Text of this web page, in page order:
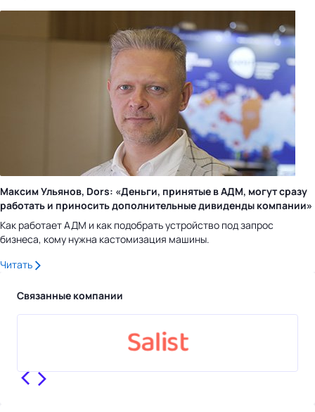
Максим Ульянов, Dors: «Деньги, принятые в АДМ, могут сразу
работать и приносить дополнительные дивиденды компании»
Как работает АДМ и как подобрать устройство под запрос
бизнеса, кому нужна кастомизация машины.
Читать
Связанные компании